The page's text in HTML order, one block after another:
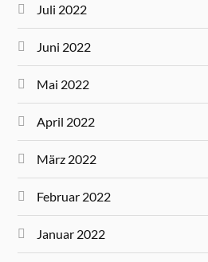
Juli 2022
Juni 2022
Mai 2022
April 2022
März 2022
Februar 2022
Januar 2022